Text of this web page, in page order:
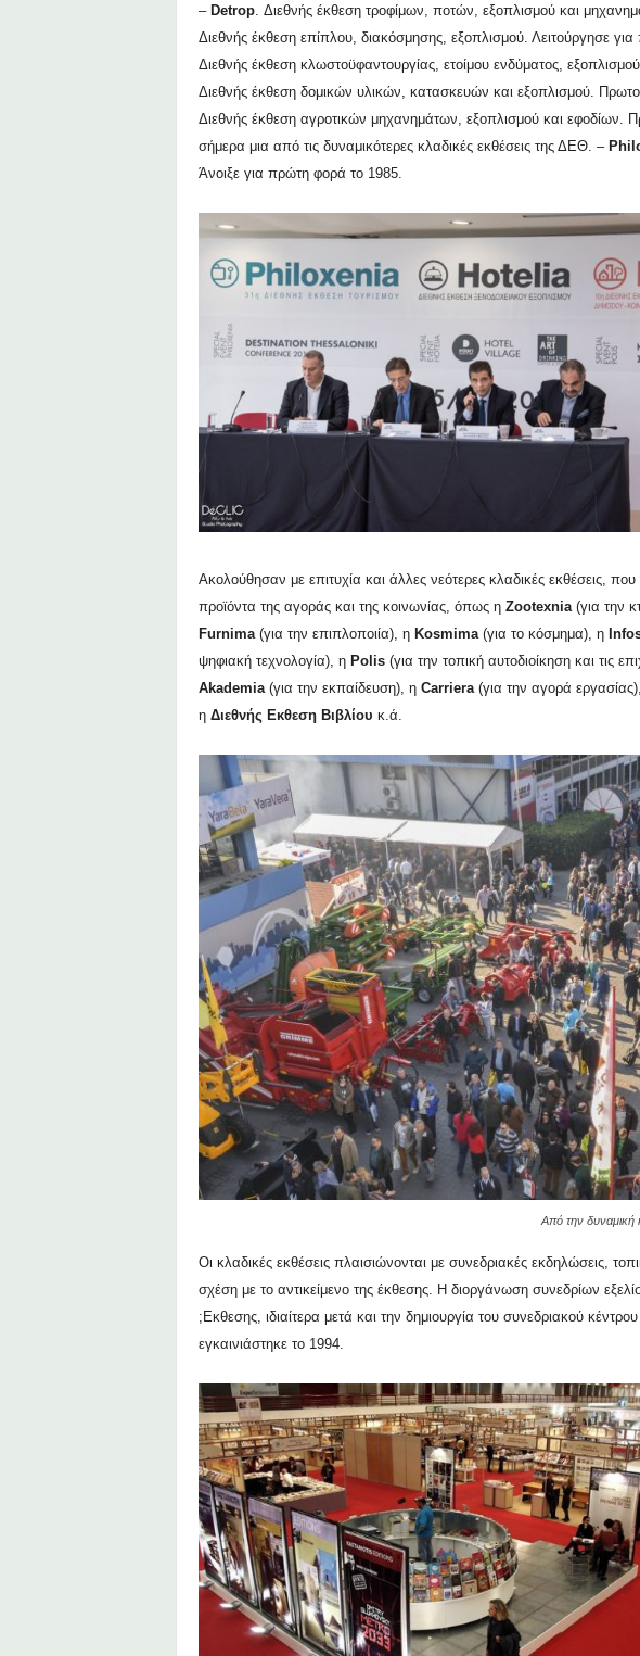
– Detrop. Διεθνής έκθεση τροφίμων, ποτών, εξοπλισμού και
Διεθνής έκθεση επίπλου, διακόσμησης, εξοπλισμού. Λειτούργησε
Διεθνής έκθεση κλωστοϋφαντουργίας, ετοίμου ενδύματος,
Διεθνής έκθεση δομικών υλικών, κατασκευών και εξοπλισμού.
Διεθνής έκθεση αγροτικών μηχανημάτων, εξοπλισμού και εφοδίων.
σήμερα μια από τις δυναμικότερες κλαδικές εκθέσεις της ΔΕΘ. –
Άνοιξε για πρώτη φορά το 1985.
Ακολούθησαν με επιτυχία και άλλες νεότερες κλαδικές εκθέσεις, που
προϊόντα της αγοράς και της κοινωνίας, όπως η Zootexnia (για την
Furnima(για την επιπλοποιία), η Kosmima(για το κόσμημα), η
ψηφιακή τεχνολογία), η Polis (για την τοπική αυτοδιοίκηση και τις
Akademia(για την εκπαίδευση), η Carriera(για την αγορά εργασίας)
η Διεθνής Εκθεση Βιβλίου κ.ά.
Από την δυναμική
Οι κλαδικές εκθέσεις πλαισιώνονται με συνεδριακές εκδηλώσεις,
σχέση με το αντικείμενο της έκθεσης. Η διοργάνωση συνεδρίων
;Eκθεσης, ιδιαίτερα μετά και την δημιουργία του συνεδριακού
εγκαινιάστηκε το 1994.